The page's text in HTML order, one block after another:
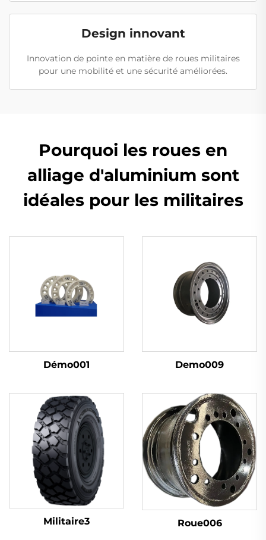
Design innovant
Innovation de pointe en matière de roues militaires
pour une mobilité et une sécurité améliorées.
Pourquoi les roues en
alliage d'aluminium sont
idéales pour les militaires
Démo001 Demo009
Militaire3 Roue006